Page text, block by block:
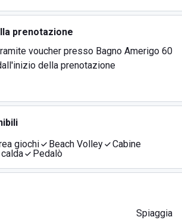
prenotazione
voucher presso Bagno Amerigo 60
della prenotazione
giochi Beach Volley
Cabine
Pedalò
Spiaggia